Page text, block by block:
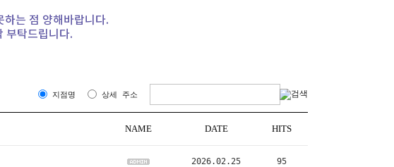
하는 점 양해바랍니다.
부탁드립니다.
지점명 상세 주소
NAME DATE HITS
2026.02.25 95